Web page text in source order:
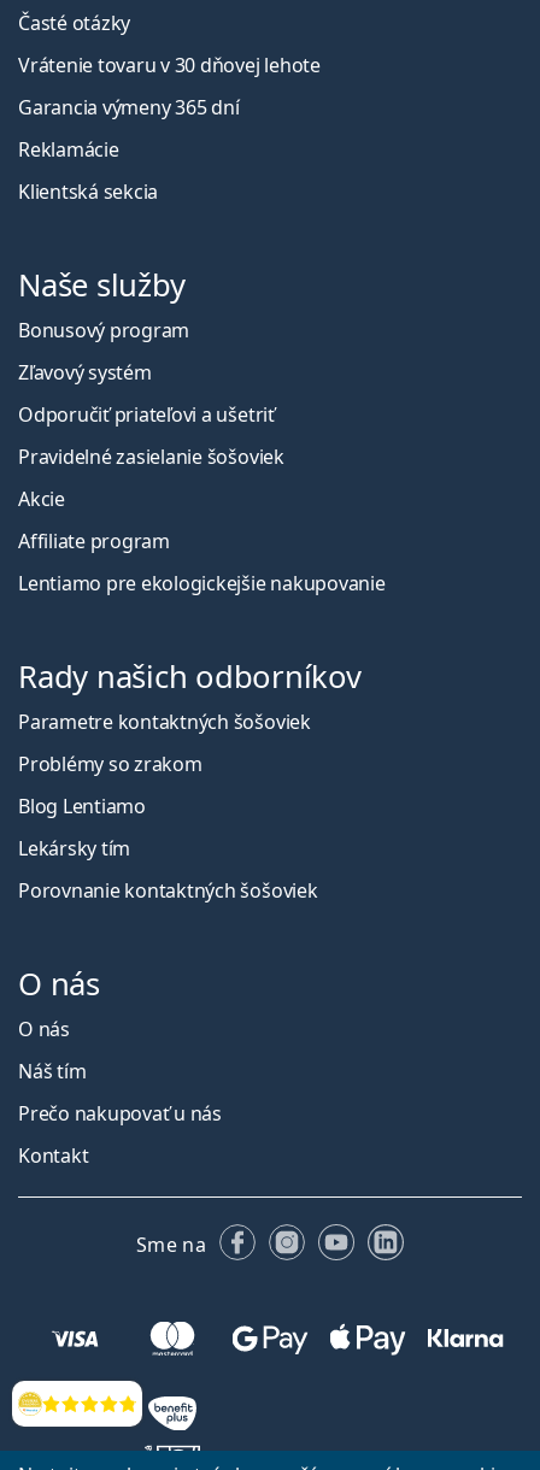
Hodnotenia
Časté otázky
Vrátenie tovaru v 30 dňovej lehote
Garancia výmeny 365 dní
Reklamácie
Klientská sekcia
Naše služby
Bonusový program
Zľavový systém
Odporučiť priateľovi a ušetriť
Pravidelné zasielanie šošoviek
Akcie
Affiliate program
Lentiamo pre ekologickejšie nakupovanie
Rady našich odborníkov
Parametre kontaktných šošoviek
Problémy so zrakom
Blog Lentiamo
Lekársky tím
Porovnanie kontaktných šošoviek
O nás
O nás
Náš tím
Prečo nakupovať u nás
Kontakt
Sme na FacebookuInstagrame
YouTubeLinkedIn